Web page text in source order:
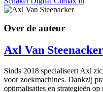
Over de auteur
Axl Van Steenacker
Sinds 2018 specialiseert Axl
voor zoekmachines. Dankzij
optimalisaties en strategieën